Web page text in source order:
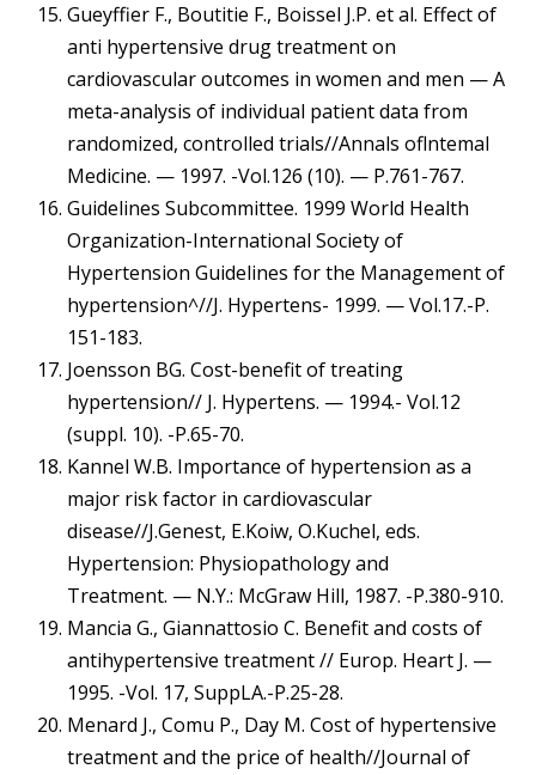
Gueyffier F., Boutitie F., Boissel J.P. et al. Effect of
anti hypertensive drug treatment on
cardiovascular outcomes in women and men — A
meta-analysis of individual patient data from
randomized, controlled trials//Annals oflntemal
Medicine. — 1997. -Vol.126 (10). — P.761-767.
Guidelines Subcommittee. 1999 World Health
Organization-International Society of
Hypertension Guidelines for the Management of
hypertension^//J. Hypertens- 1999. — Vol.17.-P.
151-183.
Joensson BG. Cost-benefit of treating
hypertension// J. Hypertens. — 1994.- Vol.12
(suppl. 10). -P.65-70.
Kannel W.B. Importance of hypertension as a
major risk factor in cardiovascular
disease//J.Genest, E.Koiw, O.Kuchel, eds.
Hypertension: Physiopathology and
Treatment. — N.Y.: McGraw Hill, 1987. -P.380-910.
Mancia G., Giannattosio C. Benefit and costs of
antihypertensive treatment // Europ. Heart J. —
1995. -Vol. 17, SuppLA.-P.25-28.
Menard J., Comu P., Day M. Cost of hypertensive
treatment and the price of health//Journal of